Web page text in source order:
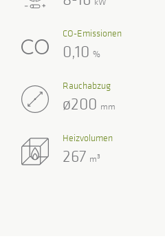
CO-Emissionen
0,10 %
Heizvolumen
267 m3
Rauchabzug
ø200 mm